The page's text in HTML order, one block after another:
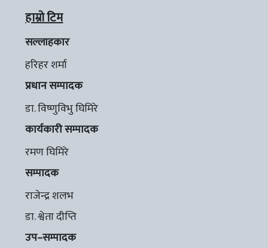
हाम्रो टिम
सल्लाहकार
हरिहर शर्मा
प्रधान सम्पादक
डा. विष्णुविभु घिमिरे
कार्यकारी सम्पादक
रमण घिमिरे
सम्पादक
राजेन्द्र शलभ
डा. श्वेता दीप्ति
उप–सम्पादक